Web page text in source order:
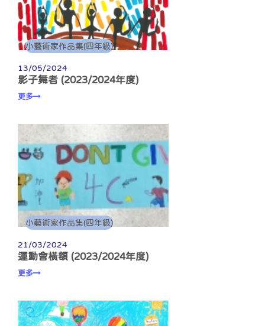
小藝術家作品集(四年級)
13/05/2024
影子舞者 (2023/2024年度)
更多
小藝術家作品集(四年級)
21/03/2024
運動會橫額 (2023/2024年度)
更多